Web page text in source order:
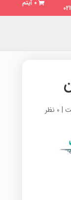
0 آیتم
| 0 نظر